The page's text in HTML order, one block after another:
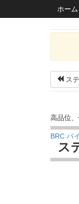
ホーム
ス
高品位
BRC バ
ス